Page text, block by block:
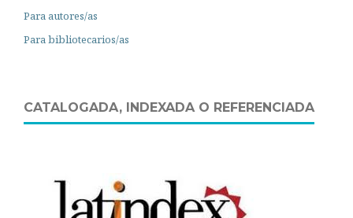
Para autores/as
Para bibliotecarios/as
CATALOGADA, INDEXADA O REFERENCIADA